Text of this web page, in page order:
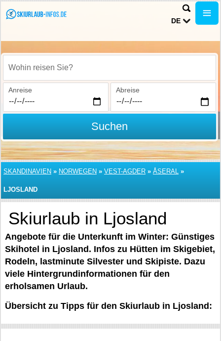
DE
Wohin reisen Sie?
Anreise Abreise
Suchen
SKANDINAVIEN » NORWEGEN » VEST-AGDER » ÅSERAL »
LJOSLAND
Skiurlaub in Ljosland
Angebote für die Unterkunft im Winter: Günstiges
Skihotel in Ljosland. Infos zu Hütten im Skigebiet,
Rodeln, lastminute Silvester und Skipiste. Dazu
viele Hintergrundinformationen für den
erholsamen Urlaub.
Übersicht zu Tipps für den Skiurlaub in Ljosland: